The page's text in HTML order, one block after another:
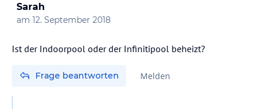
Sarah
am 12. September 2018
Ist der Indoorpool oder der Infinitipool beheizt?
Frage beantworten Melden